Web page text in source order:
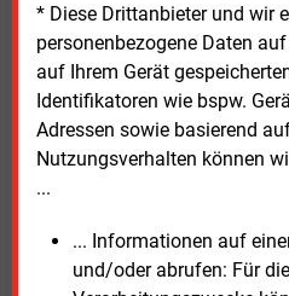
* Diese Drittanbieter und wir
personenbezogene Daten
auf Ihrem Gerät
Identifikatoren wie bspw.
Adressen sowie basierend
Nutzungsverhalten können
...
... Informationen auf
und/oder abrufen: Für
ohne zusätzliche
und Investoren zu schaffen.
Verbandes müssen
verlässlichen
der Netzinfrastruktur
Susanne Harmsen
© 2026 Energie & Management GmbH